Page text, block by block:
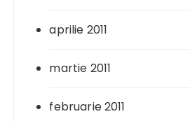
aprilie 2011
martie 2011
februarie 2011